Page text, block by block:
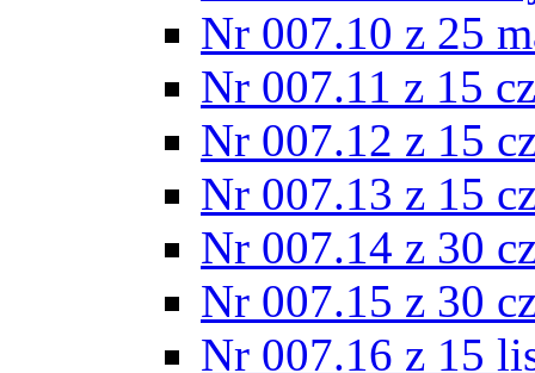
Nr 007.10 z 25
Nr 007.11 z 15
Nr 007.12 z 15
Nr 007.13 z 15
Nr 007.14 z 30
Nr 007.15 z 30
Nr 007.16 z 15